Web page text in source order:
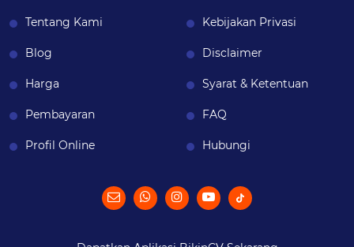
Tentang Kami
Blog
Harga
Pembayaran
Profil Online
Kebijakan Privasi
Disclaimer
Syarat & Ketentuan
FAQ
Hubungi